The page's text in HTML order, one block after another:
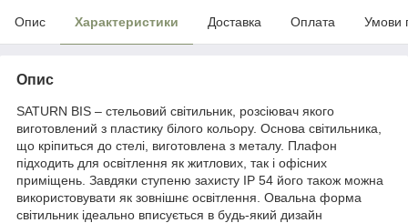
Опис Характеристики Доставка Оплата Умови
Опис
SATURN BIS – стельовий світильник, розсіювач якого
виготовлений з пластику білого кольору. Основа світильника,
що кріпиться до стелі, виготовлена з металу. Плафон
підходить для освітлення як житлових, так і офісних
приміщень. Завдяки ступеню захисту IP 54 його також можна
використовувати як зовнішнє освітлення. Овальна форма
світильник ідеально вписується в будь-який дизайн